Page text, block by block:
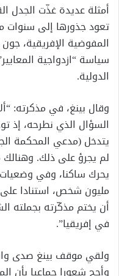
أمثلة عديدة غذّت الجدل
المفوضية الإفريقية،
سياسة “ازدواجية
الدولية.
وقال بينغ، في مذكرته:
السؤال الذي نطرحه، إذ
يتدخل (مدعي المحكمة
لم يجرؤ على ذلك.
يحرك ساكنا، وفي
مليون شخص، استنادا على
أن يختم مذكّرته بجملته
في إفريقيا”.
ولقي موقف بينغ صدى
وأجج شعورا جماعيا بأن